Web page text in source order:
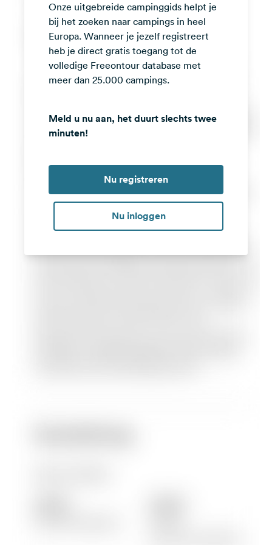
media
Facebook
Instagram
Onze uitgebreide campinggids helpt je
bij het zoeken naar campings in heel
Europa. Wanneer je jezelf registreert
heb je direct gratis toegang tot de
volledige Freeontour database met
meer dan 25.000 campings.
Meld u nu aan, het duurt slechts twee
minuten!
Nu registreren
Nu inloggen